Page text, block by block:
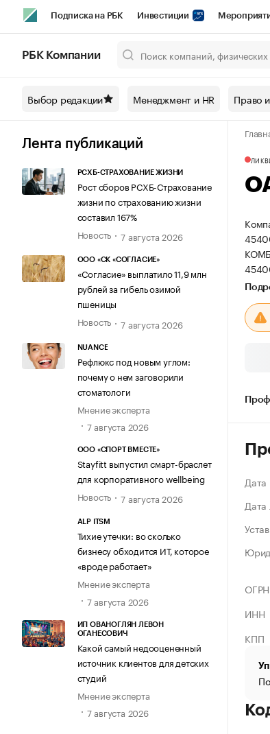
Подписка на РБК Инвестиции
Спецпроекты СПб Конференции СПб
Технологии и медиа Рынок
РБК Компании
Выбор редакции Менеджмент и HR Право
Лента публикаций
РСХБ-СТРАХОВАНИЕ ЖИЗНИ
Рост сборов РСХБ-Страхование
жизни по страхованию жизни
составил 167%
Новость
7 августа 2026
ООО «СК «СОГЛАСИЕ»
«Согласие» выплатило 11,9 млн
рублей за гибель озимой
пшеницы
Новость
7 августа 2026
NUANCE
Рефлюкс под новым углом:
почему о нем заговорили
стоматологи
Мнение эксперта
7 августа 2026
ООО «СПОРТ ВМЕСТЕ»
Stayfitt выпустил смарт-браслет
для корпоративного wellbeing
Новость
7 августа 2026
ALP ITSM
Тихие утечки: во сколько
бизнесу обходится ИТ, которое
«вроде работает»
Мнение эксперта
7 августа 2026
ИП ОВАНОГЛЯН ЛЕВОН
ОГАНЕСОВИЧ
Какой самый недооцененный
источник клиентов для детских
студий
Мнение эксперта
7 августа 2026
Дата
Дата
ОГРН
ИНН
КПП